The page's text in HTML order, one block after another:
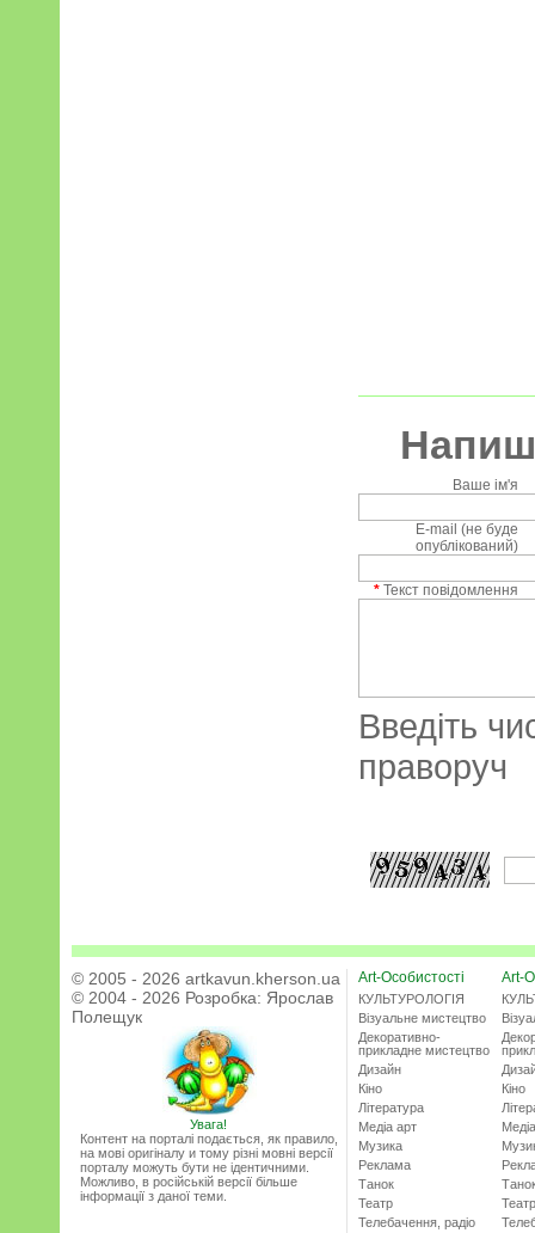
Ваше ім'я
E-mail (не буде
опублікований)
* Текст повідомлення
Введіть
праворуч
© 2005 - 2026 artkavun.kherson.ua
© 2004 - 2026 Розробка: Ярослав
Полещук
Увага!
Контент на порталі подається, як правило,
на мові оригіналу и тому різні мовні версії
порталу можуть бути не ідентичними.
Можливо, в російській версії більше
інформації з даної теми.
Art-Особистості
КУЛЬТУРОЛОГІЯ
Візуальне мистецтво
Декоративно-
прикладне мистецтво
Дизайн
Кіно
Література
Медіа арт
Музика
Реклама
Танок
Театр
Телебачення, радіо
Art-
Кіно
Театр